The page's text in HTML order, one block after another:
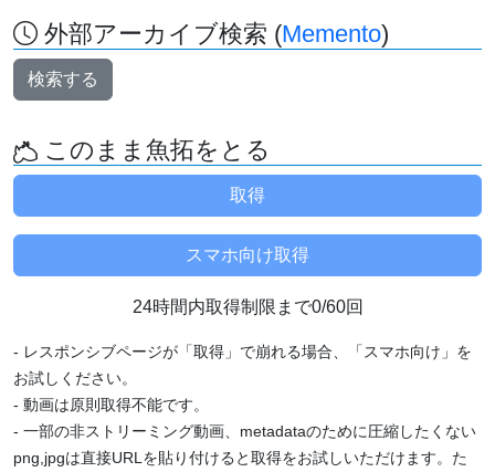
外部アーカイブ検索 (Memento)
検索する
このまま魚拓をとる
24時間内取得制限まで0/60回
- レスポンシブページが「取得」で崩れる場合、「スマホ向け」を
お試しください。
- 動画は原則取得不能です。
- 一部の非ストリーミング動画、metadataのために圧縮したくない
png,jpgは直接URLを貼り付けると取得をお試しいただけます。た